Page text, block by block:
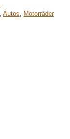
Autos Motorräder